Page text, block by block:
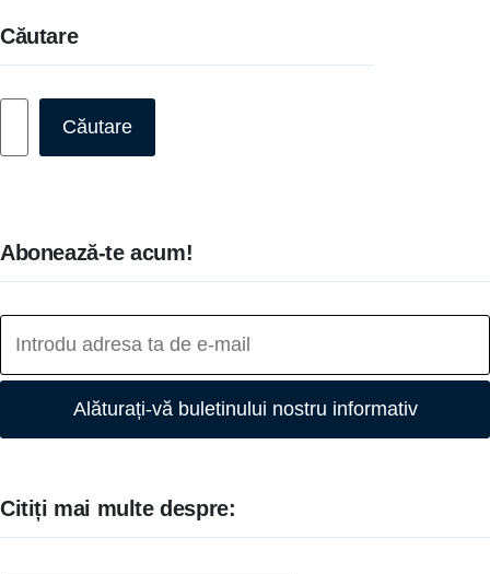
Căutare
Căutare
Abonează-te acum!
Alăturați-vă buletinului nostru informativ
Citiți mai multe despre: